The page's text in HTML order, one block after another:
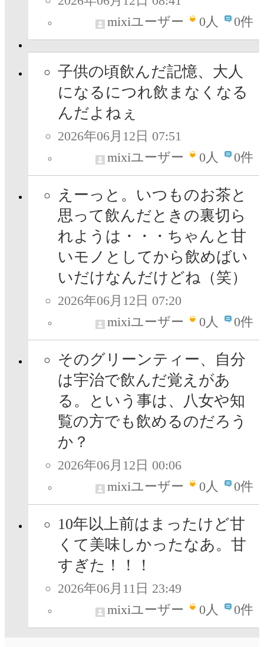
mixiユーザー
0人 0件
子供の頃飲んだ記憶、大人
になるにつれ飲まなくなる
んだよねぇ
2026年06月12日 07:51
mixiユーザー
0人 0件
えーっと。いつものお茶と
思って飲んだときの裏切ら
れようは・・・ちゃんと甘
いモノとしてから飲めばい
いだけなんだけどね（笑）
2026年06月12日 07:20
mixiユーザー
0人 0件
そのグリーンティー、自分
は宇治で飲んだ覚えがあ
る。という事は、八女や知
覧の方でも飲めるのだろう
か？
2026年06月12日 00:06
mixiユーザー
0人 0件
10年以上前はまったけど甘
くて美味しかったなあ。甘
すぎた！！！
2026年06月11日 23:49
mixiユーザー
0人 0件